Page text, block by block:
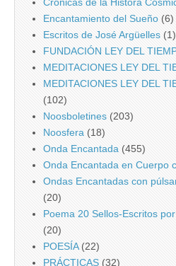
Crónicas de la Historá
Encantamiento del Sueño (6)
Escritos de José Argüelles (1)
FUNDACIÓN LEY DEL
MEDITACIONES LEY DEL
MEDITACIONES LEY DEL
(102)
Noosboletines (203)
Noosfera (18)
Onda Encantada (455)
Onda Encantada en Cuerpo
Ondas Encantadas con
(20)
Poema 20 Sellos-Escritos
(20)
POESÍA(22)
PRÁCTICAS (32)